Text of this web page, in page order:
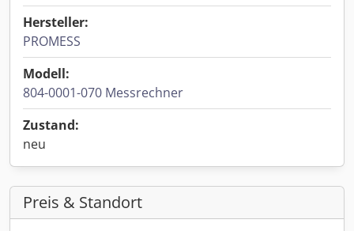
Hersteller:
PROMESS
Modell:
804-0001-070 Messrechner
Zustand:
neu
Preis & Standort